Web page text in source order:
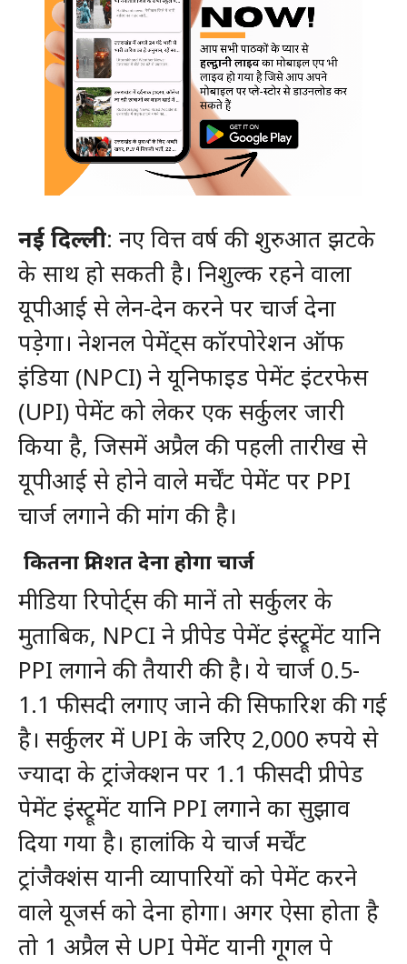
नई दिल्ली: नए वित्त वर्ष की शुरुआत झटके
के साथ हो सकती है। निशुल्क रहने वाला
यूपीआई से लेन-देन करने पर चार्ज देना
पड़ेगा। नेशनल पेमेंट्स कॉरपोरेशन ऑफ
इंडिया (NPCI) ने यूनिफाइड पेमेंट इंटरफेस
(UPI) पेमेंट को लेकर एक सर्कुलर जारी
किया है, जिसमें अप्रैल की पहली तारीख से
यूपीआई से होने वाले मर्चेंट पेमेंट पर PPI
चार्ज लगाने की मांग की है।
कितना प्रतिशत देना होगा चार्ज
मीडिया रिपोर्ट्स की मानें तो सर्कुलर के
मुताबिक, NPCI ने प्रीपेड पेमेंट इंस्ट्रूमेंट यानि
PPI लगाने की तैयारी की है। ये चार्ज 0.5-
1.1 फीसदी लगाए जाने की सिफारिश की गई
है। सर्कुलर में UPI के जरिए 2,000 रुपये से
ज्यादा के ट्रांजेक्शन पर 1.1 फीसदी प्रीपेड
पेमेंट इंस्ट्रूमेंट यानि PPI लगाने का सुझाव
दिया गया है। हालांकि ये चार्ज मर्चेंट
ट्रांजैक्शंस यानी व्यापारियों को पेमेंट करने
वाले यूजर्स को देना होगा। अगर ऐसा होता है
तो 1 अप्रैल से UPI पेमेंट यानी गूगल पे